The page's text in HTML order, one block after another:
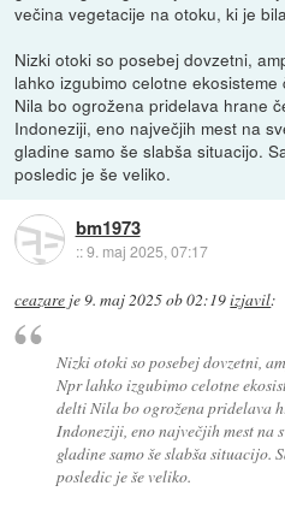
večina vegetacije na otoku, ki je
Nizki otoki so posebej dovzetni,
lahko izgubimo celotne
Nila bo ogrožena pridelava hrane
Indoneziji, eno največjih mest na
gladine samo še slabša situacijo.
posledic je še veliko.
bm1973
::9. maj 2025, 07:17
ceazare je9. maj 2025 ob 02:19izjavil:
Nizki otoki so posebej dovzetni,
Npr lahko izgubimo celotne
delti Nila bo ogrožena pridelava
Indoneziji, eno največjih mest na
gladine samo še slabša situacijo.
posledic je še veliko.